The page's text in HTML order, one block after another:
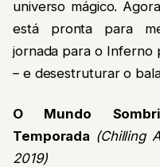
universo mágico.
está pronta para
jornada para o Inferno
– e desestruturar o
O Mundo
Temporada (Chilling
2019)